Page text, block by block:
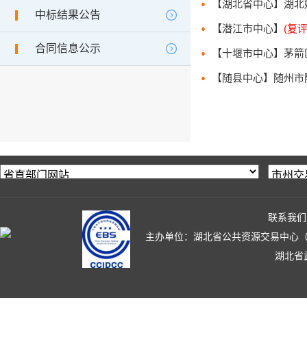
中标结果公告
合同信息公示
【潜江市中心】 (复
联系我们
主办单位：湖北省公共资源交易中心
湖北省